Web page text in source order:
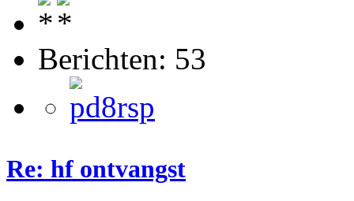
Berichten: 53
Re: hf ontvangst